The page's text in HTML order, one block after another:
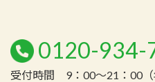
0120-934-
受付時間 9：00～21：00（